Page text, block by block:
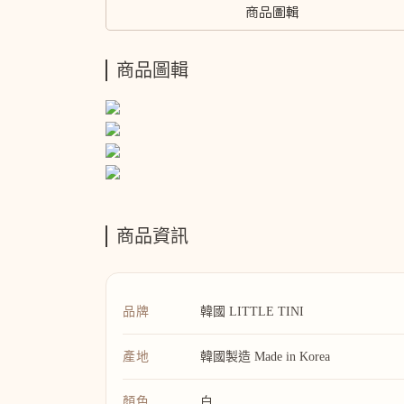
商品圖輯
商品圖輯
商品資訊
品牌 韓國 LITTLE TINI
產地 韓國製造 Made in Korea